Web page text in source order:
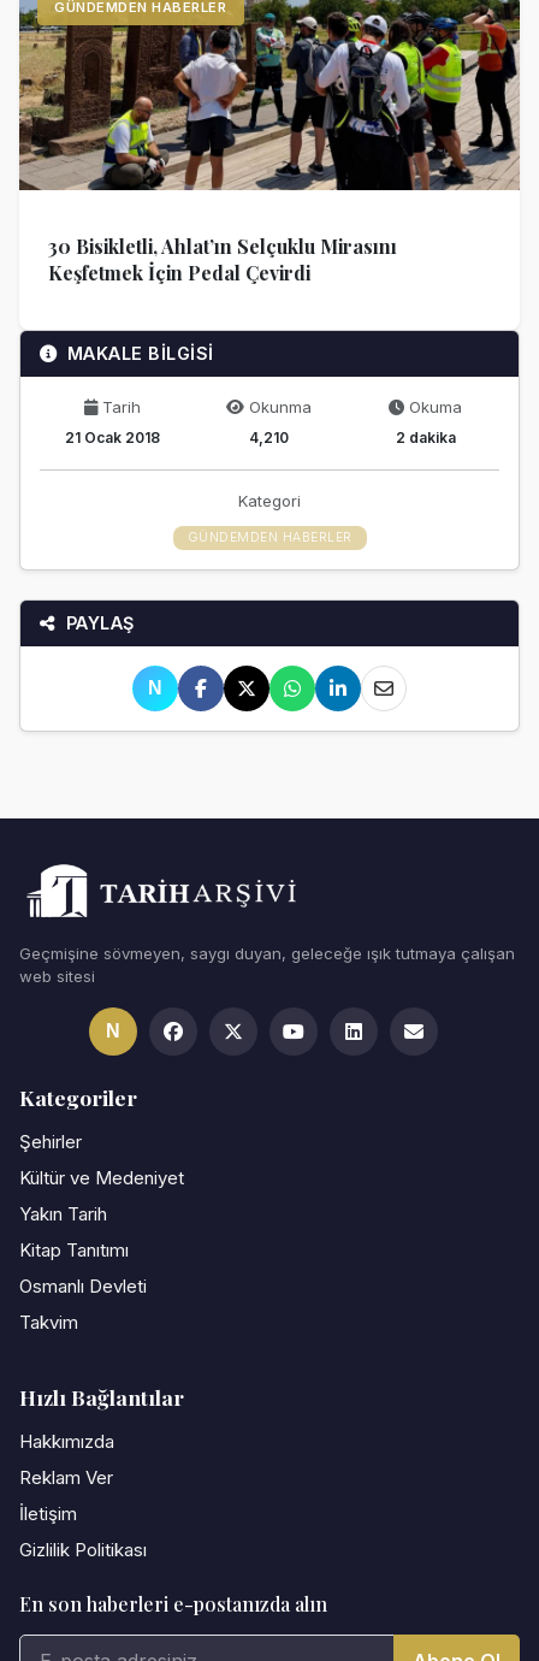
GÜNDEMDEN HABERLER
30 Bisikletli, Ahlat’ın Selçuklu Mirasını
Keşfetmek İçin Pedal Çevirdi
MAKALE BİLGİSİ
Tarih
21 Ocak 2018
Okunma
4,210
Okuma
2 dakika
Kategori
GÜNDEMDEN HABERLER
PAYLAŞ
N
Geçmişine sövmeyen, saygı duyan, geleceğe ışık tutmaya çalışan
web sitesi
N
Kategoriler
Şehirler
Kültür ve Medeniyet
Yakın Tarih
Kitap Tanıtımı
Osmanlı Devleti
Takvim
Hızlı Bağlantılar
Hakkımızda
Reklam Ver
İletişim
Gizlilik Politikası
En son haberleri e-postanızda alın